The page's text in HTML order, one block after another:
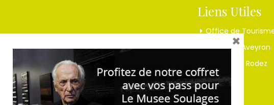
Liens Utiles
Office de
Tourisme Aveyron
Musées de Rodez
Cinéma
×